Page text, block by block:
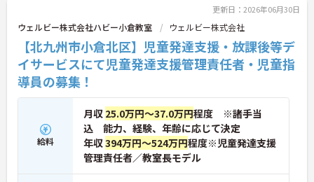
更新日：2026年06月30日
ウェルビー株式会社ハビー小倉教室 ウェルビー株式会社
【北九州市小倉北区】児童発達支援・放課後等デ
イサービスにて児童発達支援管理責任者・児童指
導員の募集！
給料
月収 25.0万円～37.0万円程度 ※諸手当
込 能力、経験、年齢に応じて決定
年収394万円～524万円程度※児童発達支援
管理責任者／教室長モデル